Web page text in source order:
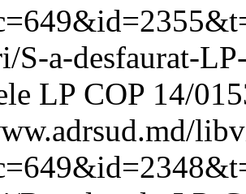
S-a-desfaurat-
LP COP 14/